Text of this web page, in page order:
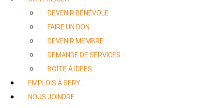
DEVENIR BÉNÉVOLE
FAIRE UN DON
DEVENIR MEMBRE
DEMANDE DE SERVICES
BOÎTE À IDÉES
EMPLOIS À SERY…
NOUS JOINDRE